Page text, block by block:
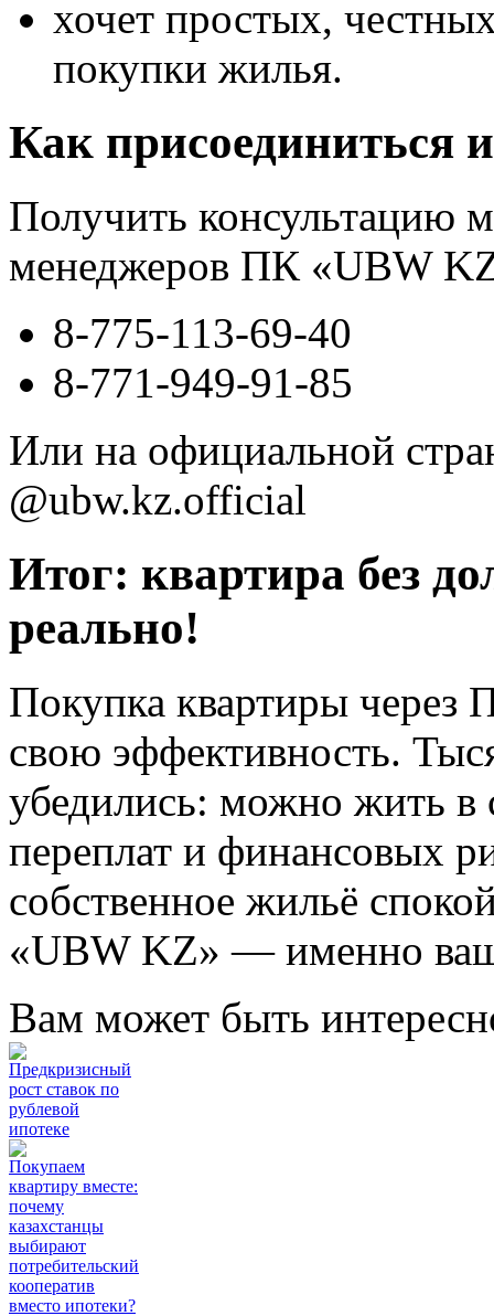
хочет простых,
покупки жилья.
Как присоединиться
Получить консультацию
менеджеров ПК «UBW
8-775-113-69-40
8-771-949-91-85
Или на официальной
@ubw.kz.official
Итог: квартира без
реально!
Покупка квартиры через
свою эффективность.
убедились: можно жить в
переплат и финансовых
собственное жильё
«UBW KZ» — именно
Вам может быть
Предкризисный
рост ставок по
рублевой
ипотеке
Покупаем
квартиру вместе:
почему
казахстанцы
выбирают
потребительский
кооператив
вместо ипотеки?